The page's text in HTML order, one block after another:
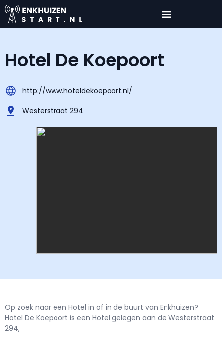
Hotel De Koepoort
http://www.hoteldekoepoort.nl/
Westerstraat 294
Op zoek naar een Hotel in of in de buurt van Enkhuizen?
Hotel De Koepoort is een Hotel gelegen aan de Westerstraat
294,